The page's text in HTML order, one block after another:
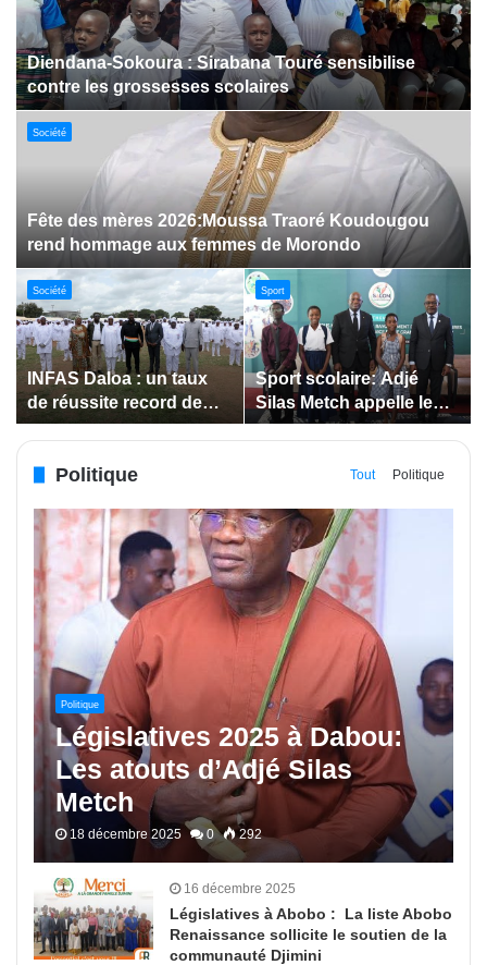
Dabakala:Le festival FEMUDA 2.0 dévoile des
innovations porteuses d’espoir pour la jeunesse
Sport
Jeux paralympiques de 2028 :
Société
Bodokro : 30 élèves
célébrés à la Journée de
l’Excellence du Lycée
Société
Insertion des jeunes: La
Côte d’Ivoire renforce le
suivi des conventions
Politique Tout Politique
Politique
Législatives 2025 à Dabou:
Les atouts d’Adjé Silas
Metch
18 décembre 2025 0 292
16 décembre 2025
Législatives à Abobo : La liste Abobo
Renaissance sollicite le soutien de la
communauté Djimini